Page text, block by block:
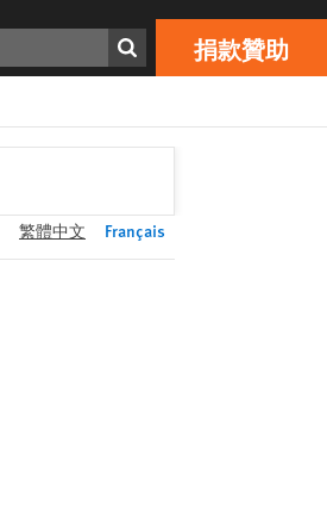
捐款贊助
Print 捐款贊助
繁體中文 Français